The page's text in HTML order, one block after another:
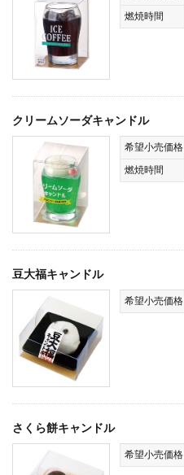
燃焼時間
クリームソーダキャンドル
希望小売価格
燃焼時間
豆大福キャンドル
希望小売価格
さくら餅キャンドル
希望小売価格